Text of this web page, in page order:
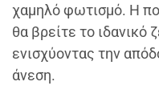
χαμηλό φωτισμό. Η
θα βρείτε το ιδανικό
ενισχύοντας την
άνεση.